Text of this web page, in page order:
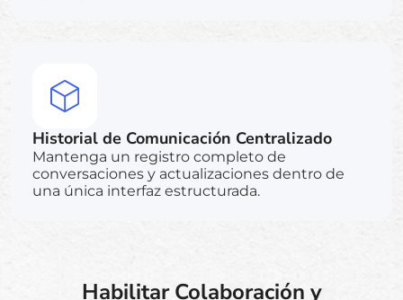
Historial de Comunicación Centralizado
Mantenga un registro completo de
conversaciones y actualizaciones dentro de
una única interfaz estructurada.
Habilitar Colaboración y